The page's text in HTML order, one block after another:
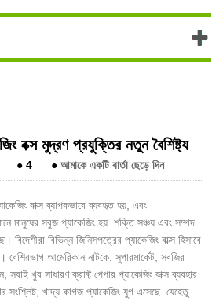
বক্স মুদ্রণ প্রযুক্তির নতুন বৈশিষ্ট্য
● 4 ● আমাকে একটি বার্তা ছেড়ে দিন
বাক্স ব্যাপকভাবে ব্যবহৃত হয়, এবং
মানুষের সবুজ প্যাকেজিং হয়. শক্তি সঞ্চয় এবং সম্পদ
বিদেশীরা বিভিন্ন জিনিসপত্রের প্যাকেজিং বাক্স হিসাবে
আমেরিকান নাটকে, সুপারমার্কেট, সবজির
সবাই খুব সাধারণ ক্রাফ্ট পেপার প্যাকেজিং বাক্স ব্যবহার
খাদ্য কাগজ প্যাকেজিং যুগ এসেছে. যেহেতু